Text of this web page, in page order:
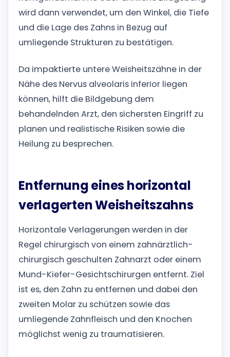
wird dann verwendet, um den Winkel, die Tiefe
und die Lage des Zahns in Bezug auf
umliegende Strukturen zu bestätigen.
Da impaktierte untere Weisheitszähne in der
Nähe des Nervus alveolaris inferior liegen
können, hilft die Bildgebung dem
behandelnden Arzt, den sichersten Eingriff zu
planen und realistische Risiken sowie die
Heilung zu besprechen.
Entfernung eines horizontal
verlagerten Weisheitszahns
Horizontale Verlagerungen werden in der
Regel chirurgisch von einem zahnärztlich-
chirurgisch geschulten Zahnarzt oder einem
Mund-Kiefer-Gesichtschirurgen entfernt. Ziel
ist es, den Zahn zu entfernen und dabei den
zweiten Molar zu schützen sowie das
umliegende Zahnfleisch und den Knochen
möglichst wenig zu traumatisieren.